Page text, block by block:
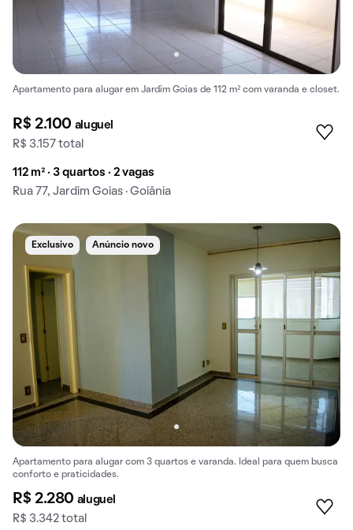
Apartamento para alugar em Jardim Goias de 112 m² com varanda e closet.
R$ 2.100 aluguel
R$ 3.157 total
112 m² · 3 quartos · 2 vagas
Rua 77, Jardim Goias · Goiânia
Exclusivo Anúncio novo
Apartamento para alugar com 3 quartos e varanda. Ideal para quem busca
conforto e praticidades.
R$ 2.280 aluguel
R$ 3.342 total